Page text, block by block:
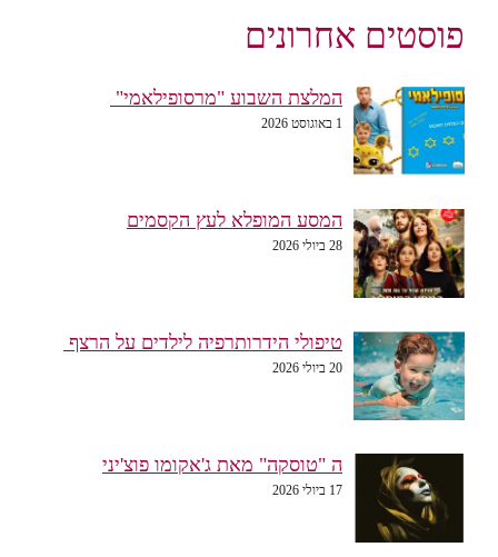
פוסטים אחרונים
המלצת השבוע "מרסופילאמי"
1 באוגוסט 2026
המסע המופלא לעץ הקסמים
28 ביולי 2026
טיפולי הידרותרפיה לילדים על הרצף
20 ביולי 2026
ה "טוסקה" מאת ג'אקומו פוצ'יני
17 ביולי 2026